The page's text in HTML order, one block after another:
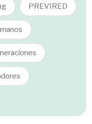
PREVIRED